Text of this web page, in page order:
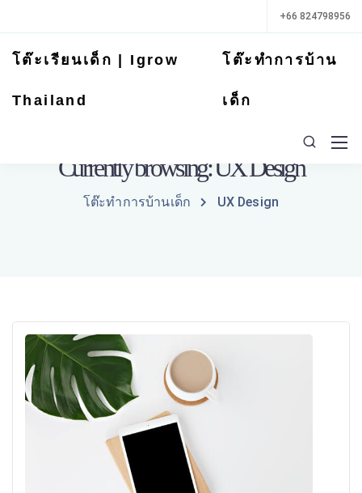
+66 824798956
โต๊ะเรียนเด็ก | Igrow
Thailand
โต๊ะทำการบ้าน
เด็ก
Currently browsing: UX Design
โต๊ะทำการบ้านเด็ก UX Design